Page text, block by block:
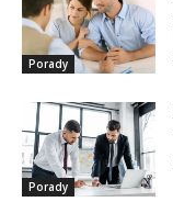
Porady
Porady